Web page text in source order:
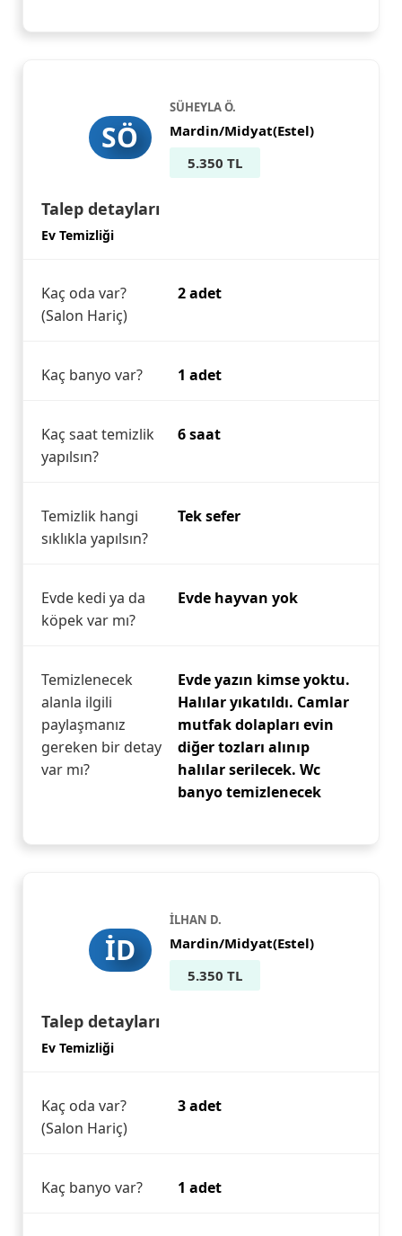
SÖ
SÜHEYLA Ö.
Mardin/Midyat(Estel)
5.350 TL
Talep detayları
Ev Temizliği
Kaç oda var?
(Salon Hariç)
2 adet
Kaç banyo var? 1 adet
Kaç saat temizlik
yapılsın?
6 saat
Temizlik hangi
sıklıkla yapılsın?
Tek sefer
Evde kedi ya da
köpek var mı?
Evde hayvan yok
Temizlenecek
alanla ilgili
paylaşmanız
gereken bir detay
var mı?
Evde yazın kimse yoktu.
Halılar yıkatıldı. Camlar
mutfak dolapları evin
diğer tozları alınıp
halılar serilecek. Wc
banyo temizlenecek
İD
İLHAN D.
Mardin/Midyat(Estel)
5.350 TL
Talep detayları
Ev Temizliği
Kaç oda var?
(Salon Hariç)
3 adet
Kaç banyo var? 1 adet